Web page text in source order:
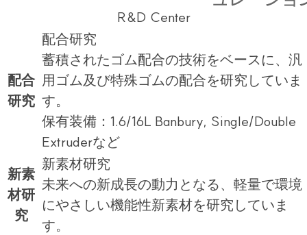
R&D Center
配合
研究
配合研究
蓄積されたゴム配合の技術をベースに、汎
用ゴム及び特殊ゴムの配合を研究していま
す。
保有装備：1.6/16L Banbury, Single/Double
Extruderなど
新素
材研
究
新素材研究
未来への新成長の動力となる、軽量で環境
にやさしい機能性新素材を研究していま
す。